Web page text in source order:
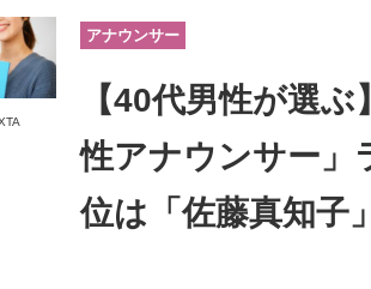
ネスと働き方のヒント
アナウンサー
【40代男性が選
性アナウンサー
位は「佐藤真知子